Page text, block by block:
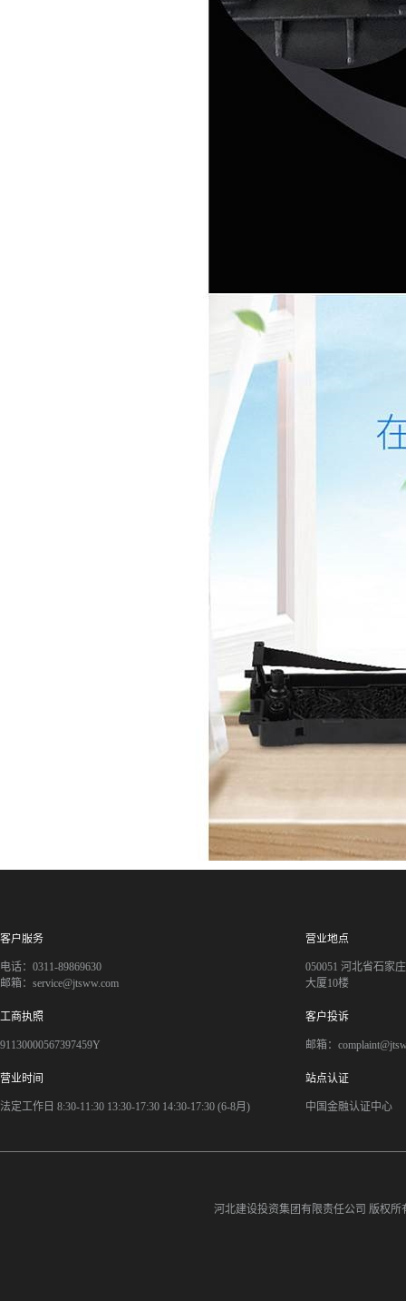
客户服务
电话：0311-89869630
邮箱：service@jtsww.com
营业地点
050051 河北省石家
大厦10楼
工商执照
91130000567397459Y
客户投诉
邮箱：
营业时间
法定工作日 8:30-11:30 13:30-17:30 14:30-17:30 (6-8月)
站点认证
中国金融认证中心
河北建设投资集团有限责任公司 版权所